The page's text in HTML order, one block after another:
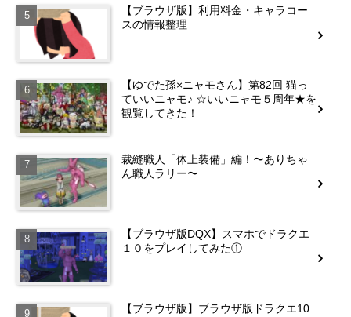
【ブラウザ版】利用料金・キャラコー
スの情報整理
【ゆでた孫×ニャモさん】第82回 猫っ
ていいニャモ♪ ☆いいニャモ５周年★を
観覧してきた！
裁縫職人「体上装備」編！〜ありちゃ
ん職人ラリー〜
【ブラウザ版DQX】スマホでドラクエ
１０をプレイしてみた①
【ブラウザ版】ブラウザ版ドラクエ10